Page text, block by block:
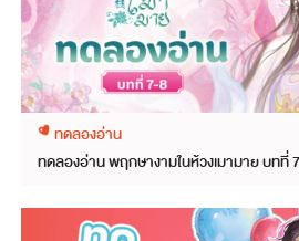
ทดลองอ่าน
ทดลองอ่าน พฤกษางามในห้วงเมามาย บทที่